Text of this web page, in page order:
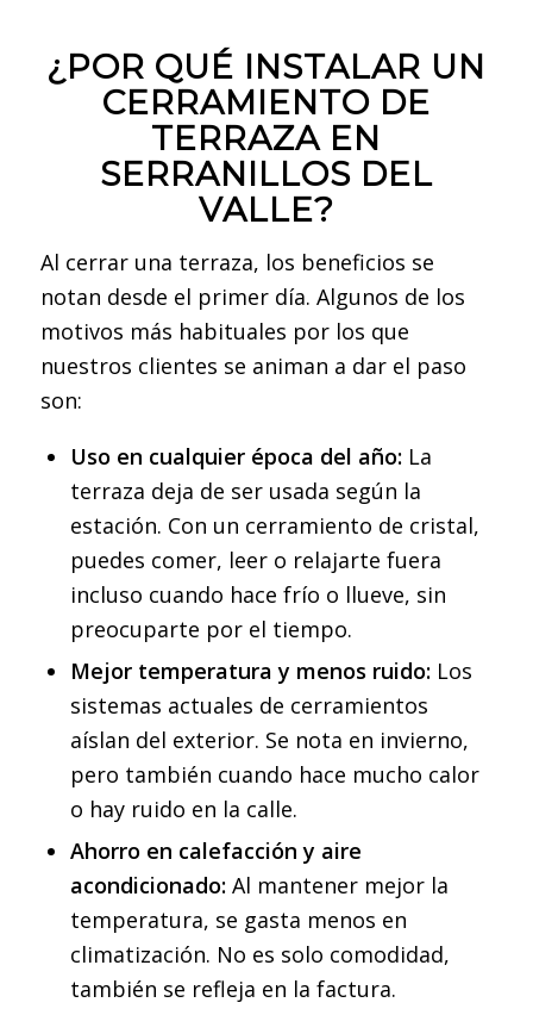
¿POR QUÉ INSTALAR UN
CERRAMIENTO DE
TERRAZA EN
SERRANILLOS DEL
VALLE?
Al cerrar una terraza, los beneficios se
notan desde el primer día. Algunos de los
motivos más habituales por los que
nuestros clientes se animan a dar el paso
son:
Uso en cualquier época del año:La
terraza deja de ser usada según la
estación. Con un cerramiento de cristal,
puedes comer, leer o relajarte fuera
incluso cuando hace frío o llueve, sin
preocuparte por el tiempo.
Mejor temperatura y menos ruido:Los
sistemas actuales de cerramientos
aíslan del exterior. Se nota en invierno,
pero también cuando hace mucho calor
o hay ruido en la calle.
Ahorro en calefacción y aire
acondicionado:Al mantener mejor la
temperatura, se gasta menos en
climatización. No es solo comodidad,
también se refleja en la factura.